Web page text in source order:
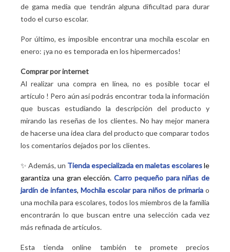
de gama media que tendrán alguna dificultad para durar
todo el curso escolar.
Por último, es imposible encontrar una mochila escolar en
enero: ¡ya no es temporada en los hipermercados!
Comprar por internet
Al realizar una compra en línea, no es posible tocar el
artículo ! Pero aún así podrás encontrar toda la información
que buscas estudiando la descripción del producto y
mirando las reseñas de los clientes. No hay mejor manera
de hacerse una idea clara del producto que comparar todos
los comentarios dejados por los clientes.
✨ Además, un Tienda especializada en maletas escolaresle
garantiza una gran elección. Carro pequeño para niñas de
jardín de infantes, Mochila escolar para niños de primaria o
una mochila para escolares, todos los miembros de la familia
encontrarán lo que buscan entre una selección cada vez
más refinada de artículos.
Esta tienda online también te promete precios